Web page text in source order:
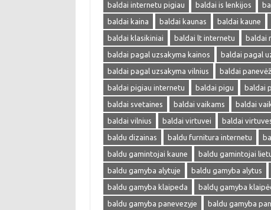
baldai internetu pigiau
baldai is lenkijos
baldai kaina
baldai kaunas baldai kaune
baldai klasikiniai
baldai lt internetu baldai
baldai pagal uzsakyma kainos
baldai pagal
baldai pagal uzsakyma vilnius
baldai
baldai pigiau internetu
baldai pigu baldai
baldai svetaines
baldai vaikams baldai
baldai vilnius
baldai virtuvei baldai
baldu dizainas
baldu furnitura internetu
baldu gamintojai kaune
baldu gamintojai
baldu gamyba alytuje
baldu gamyba alytus
baldu gamyba klaipeda
baldų gamyba
baldu gamyba panevezyje
baldu gamyba